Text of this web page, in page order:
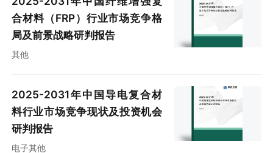
合材料（FRP）行业市场竞争格
局及前景战略研判报告
其他
2025-2031年中国导电复合材
料行业市场竞争现状及投资机会
研判报告
电子其他